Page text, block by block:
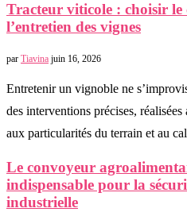
Tracteur viticole : choisir
l’entretien des vignes
par Tiavina juin 16, 2026
Entretenir un vignoble ne
des interventions précises,
aux particularités du terrain et au
Le convoyeur
indispensable pour la
industrielle